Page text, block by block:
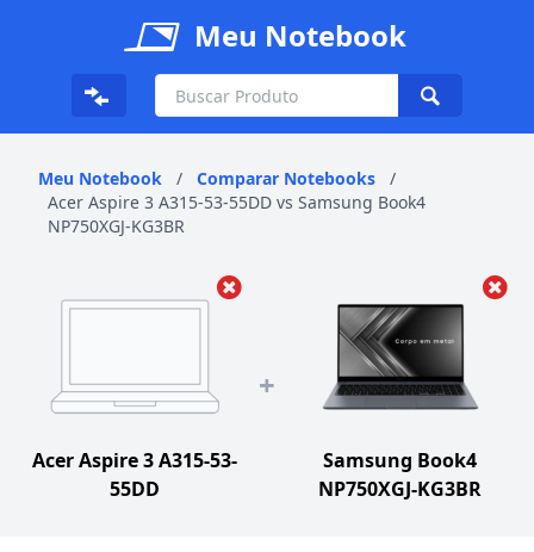
Meu Notebook
Meu Notebook / Comparar Notebooks
/
Acer Aspire 3 A315-53-55DD vs Samsung Book4
NP750XGJ-KG3BR
Acer Aspire 3 A315-53-
55DD
+
Samsung Book4
NP750XGJ-KG3BR